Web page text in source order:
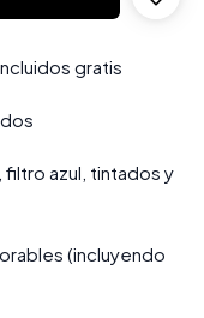
gratis
filtro azul, tintados y
(incluyendo